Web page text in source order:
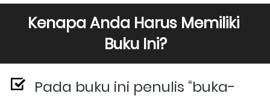
Kenapa Anda Harus Memiliki
Buku Ini?
Pada buku ini penulis “buka-